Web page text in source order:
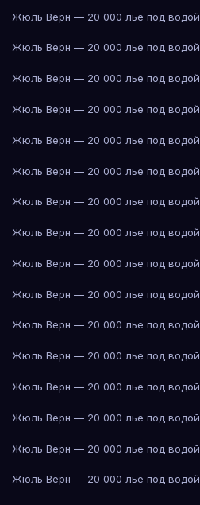
Жюль Верн — 20 000 лье под водой
Жюль Верн — 20 000 лье под водой
Жюль Верн — 20 000 лье под водой
Жюль Верн — 20 000 лье под водой
Жюль Верн — 20 000 лье под водой
Жюль Верн — 20 000 лье под водой
Жюль Верн — 20 000 лье под водой
Жюль Верн — 20 000 лье под водой
Жюль Верн — 20 000 лье под водой
Жюль Верн — 20 000 лье под водой
Жюль Верн — 20 000 лье под водой
Жюль Верн — 20 000 лье под водой
Жюль Верн — 20 000 лье под водой
Жюль Верн — 20 000 лье под водой
Жюль Верн — 20 000 лье под водой
Жюль Верн — 20 000 лье под водой